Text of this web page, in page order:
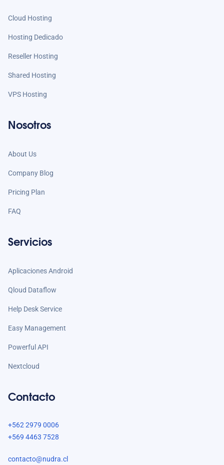
Cloud Hosting
Hosting Dedicado
Reseller Hosting
Shared Hosting
VPS Hosting
Nosotros
About Us
Company Blog
Pricing Plan
FAQ
Servicios
Aplicaciones Android
Qloud Dataflow
Help Desk Service
Easy Management
Powerful API
Nextcloud
Contacto
+562 2979 0006
+569 4463 7528
contacto@nudra.cl